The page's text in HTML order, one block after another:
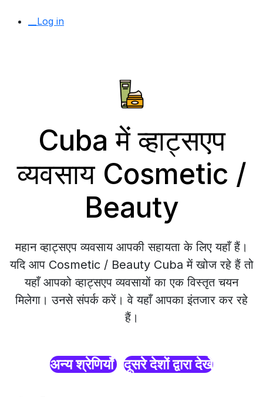
__Log in
Cuba में व्हाट्सएप
व्यवसाय Cosmetic /
Beauty
महान व्हाट्सएप व्यवसाय आपकी सहायता के लिए यहाँ हैं।
यदि आप Cosmetic / Beauty Cuba में खोज रहे हैं तो
यहाँ आपको व्हाट्सएप व्यवसायों का एक विस्तृत चयन
मिलेगा। उनसे संपर्क करें। वे यहाँ आपका इंतजार कर रहे
हैं।
अन्य श्रेणियाँ दूसरे देशों द्वारा देखें